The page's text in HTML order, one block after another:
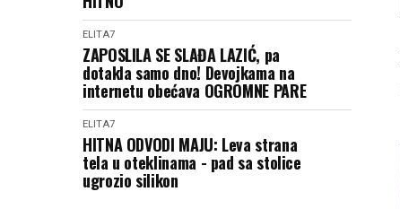
ELITA7
ZAPOSLILA SE SLAĐA LAZIĆ, pa
dotakla samo dno! Devojkama na
internetu obećava OGROMNE PARE
ELITA7
HITNA ODVODI MAJU: Leva strana
tela u oteklinama - pad sa stolice
ugrozio silikon